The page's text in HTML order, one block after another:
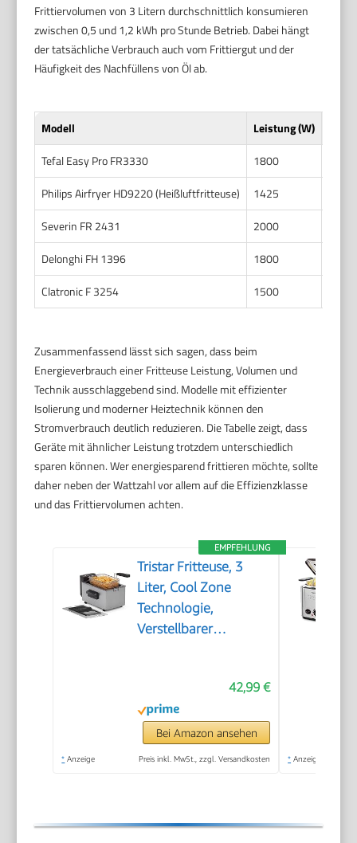
Frittiervolumen von 3 Litern durchschnittlich konsumieren
zwischen 0,5 und 1,2 kWh pro Stunde Betrieb. Dabei hängt
der tatsächliche Verbrauch auch vom Frittiergut und der
Häufigkeit des Nachfüllens von Öl ab.
Modell Leistung (W)
Tefal Easy Pro FR3330
1800
Philips Airfryer HD9220 (Heißluftfritteuse)
1425
Severin FR 2431
2000
Delonghi FH 1396
1800
Clatronic F 3254
1500
Zusammenfassend lässt sich sagen, dass beim
Energieverbrauch einer Fritteuse Leistung, Volumen und
Technik ausschlaggebend sind. Modelle mit effizienter
Isolierung und moderner Heiztechnik können den
Stromverbrauch deutlich reduzieren. Die Tabelle zeigt, dass
Geräte mit ähnlicher Leistung trotzdem unterschiedlich
sparen können. Wer energiesparend frittieren möchte, sollte
daher neben der Wattzahl vor allem auf die Effizienzklasse
und das Frittiervolumen achten.
EMPFEHLUNG
Tristar Fritteuse, 3
Liter, Cool Zone
Technologie,
Verstellbarer
Teile, Sichtfenster,
Kabelaufbewahrung,
Überhitzungsschutz,
Kompaktes Design,
42,99 €
Bei Amazon ansehen
* Anzeige Preis inkl. MwSt., zzgl. Versandkosten * Anzeige